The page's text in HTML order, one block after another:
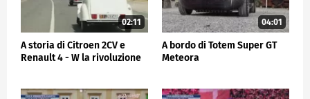
02:11
A storia di Citroen 2CV e
Renault 4 - W la rivoluzione
04:01
A bordo di Totem Super GT
Meteora